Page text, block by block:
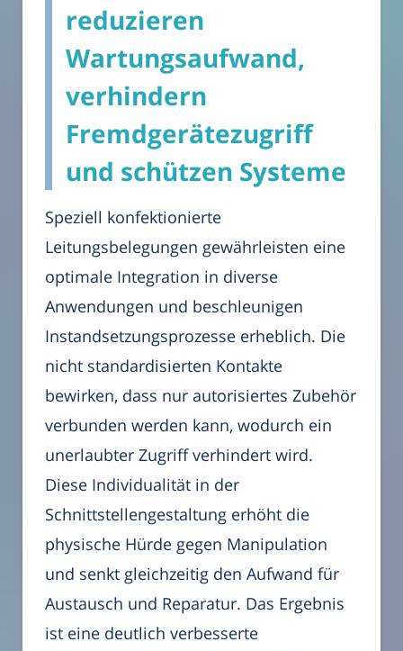
reduzieren
Wartungsaufwand,
verhindern
Fremdgerätezugriff
und schützen Systeme
Speziell konfektionierte
Leitungsbelegungen gewährleisten eine
optimale Integration in diverse
Anwendungen und beschleunigen
Instandsetzungsprozesse erheblich. Die
nicht standardisierten Kontakte
bewirken, dass nur autorisiertes Zubehör
verbunden werden kann, wodurch ein
unerlaubter Zugriff verhindert wird.
Diese Individualität in der
Schnittstellengestaltung erhöht die
physische Hürde gegen Manipulation
und senkt gleichzeitig den Aufwand für
Austausch und Reparatur. Das Ergebnis
ist eine deutlich verbesserte